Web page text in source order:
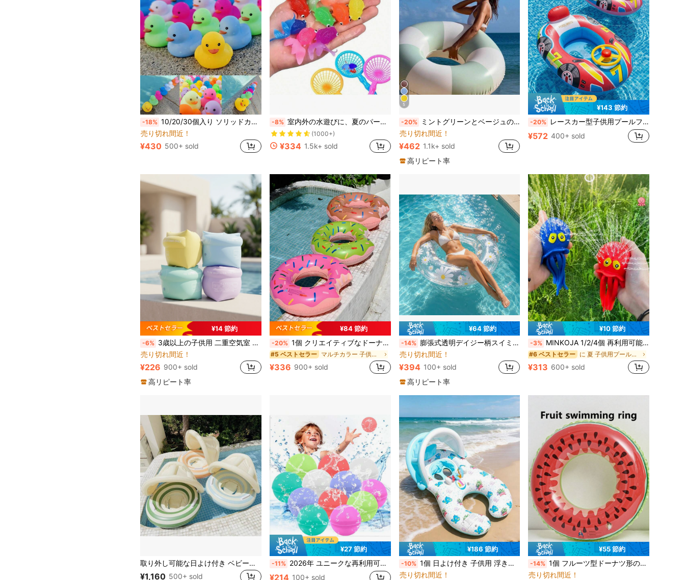
-18% 10/20/30個入り ソリッドカラー ゴム製 かわいい小さなアヒルの浮き玩具、ストレス解消&パーティーのお土産に、オールシーズン使えます
#7 ベストセラー に 夏 子供用プールおもちゃ
売り切れ間近！
#7 ベストセラー
売り切れ間近！
#7 ベストセラー
売り切れ間近！
#7 ベストセラー に 夏 子供用プールおもちゃ
¥430 500+ sold
-8% 室内外の水遊びに、夏のパーティー装飾・用品に最適な、電池不要の16個セット ソフトラバー製金魚おもちゃ(ランダムカラー)
#3 ベストセラー
(1000+)
#3 ベストセラー
(1000+)
#3 ベストセラー
(1000+)
#3 ベストセラー
に 夏 子供用プールおもちゃ
¥334 1.5k+ sold
5
-20%
ミントグリーンとベージュの太いストライプのプールフロート、耐久性のある 漏れ防止 大人用 インフレータブル 浮き輪、夏のビーチ、プール、湖、海のパーティーに適しています
売り切れ間近！
¥462 1.1k+ sold
高リピート率
¥143 節約
-20% レースカー型子供用プールフロート、ハンドル&ホーン付き車型スイムリング(ホイール固定)、耐久性PVC製幼児3歳以上用水上シートフローティングマット、夏用プール玩具&水遊び
¥572 400+ sold
¥14 節約
-6% 3歳以上の子供用 二重空気室 腕浮き輪、プール やビーチで夏に必須
売り切れ間近！
¥226 900+ sold
高リピート率
¥84 節約
-20% 1個 クリエイティブなドーナツ型スイミングリング、コーヒー/グリーン/ピンク色、浮遊式インフレータブルスイムリング、プールとビーチパーティーに最適な夏のギフト、大人の休暇の楽しみとリラックス、サマーバイブス
#5 ベストセラー マルチカラー 子供用水泳用フロート
¥336 900+ sold
¥64 節約
-14% 膨張式透明デイジー柄スイミングリング、白い花デザイン、大人、子供、ティーン、女性に適しています、PVC素材、プール、湖、ビーチ、夏の写真撮影小道具に適用
売り切れ間近！
¥394 100+ sold
高リピート率
¥10 節約
-3% MINKOJA 1/2/4個 再利用可能なタコ型水風船 アウトドアゲーム用 プール&ビーチ おもちゃ 子供、大人、男の子、女の子 楽しい 庭、誕生日パーティー用品 | スプラッシュファイト、水合戦、夏の必需品
#6 ベストセラー に 夏 子供用プールおもちゃ
¥313 600+ sold
取り外し可能な日よけ付き ベビー用 浮き輪 インフレータブル サークル、ストライプ柄 カートゥーン ハンドル付き フローティングシート 男女兼用 赤ちゃん用
¥1,160 500+ sold
¥27 節約
-11% 2026年 ユニークな再利用可能なシリコン製水風船、子供から大人まで使えます、自己密閉式の膨らむ設計、夏のアウトドア活動に最適
¥214 100+ sold
¥186 節約
-10% 1個 日よけ付き 子供用 浮き輪、水上フローティングシート、かわいいカートゥーンデザイン、転倒防止、厚手の浮力リング、男の子女の子に適しています、インフレータブル水上スポーツフロート
売り切れ間近！
¥55 節約
-14% 1個 フルーツ型ドーナツ形のインフレータブルな水泳リング、プール遊びや水遊びに最適
#10 ベストセラー に バケーション 子供用プールと屋外用水遊びおもちゃ
売り切れ間近！
#10 ベストセラー
#10 ベストセラー